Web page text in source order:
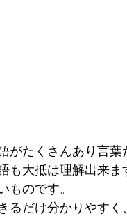
がたくさんあり言
も大抵は理解出来
ものです。
るだけ分かりやす